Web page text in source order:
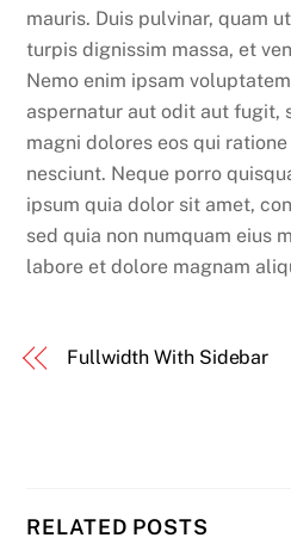
mauris. Duis pulvinar, quam
turpis dignissim massa, et
Nemo enim ipsam
aspernatur aut odit aut fugit,
magni dolores eos qui
nesciunt. Neque porro
ipsum quia dolor sit amet,
sed quia non numquam eius
labore et dolore magnam
Fullwidth With Sidebar
RELATED POSTS